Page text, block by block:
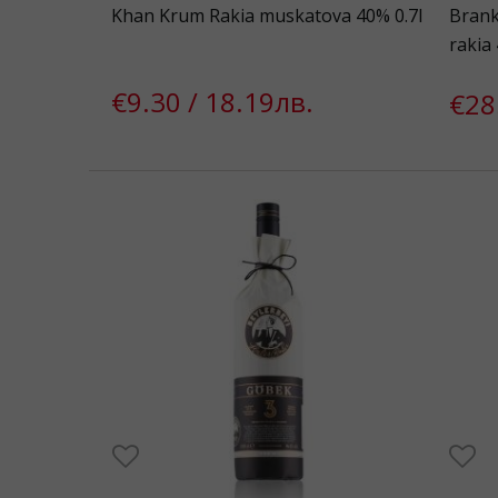
Khan Krum Rakia muskatova 40% 0.7l
€9.30 / 18.19лв.
rakia